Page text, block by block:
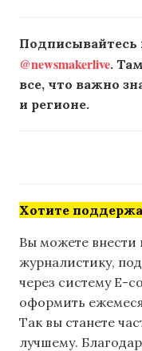
Подписывайтесь
@newsmakerlive.
все, что важно
и регионе.
Хотите
Вы можете внести
журналистику,
через систему E-
оформить
Так вы станете
лучшему.